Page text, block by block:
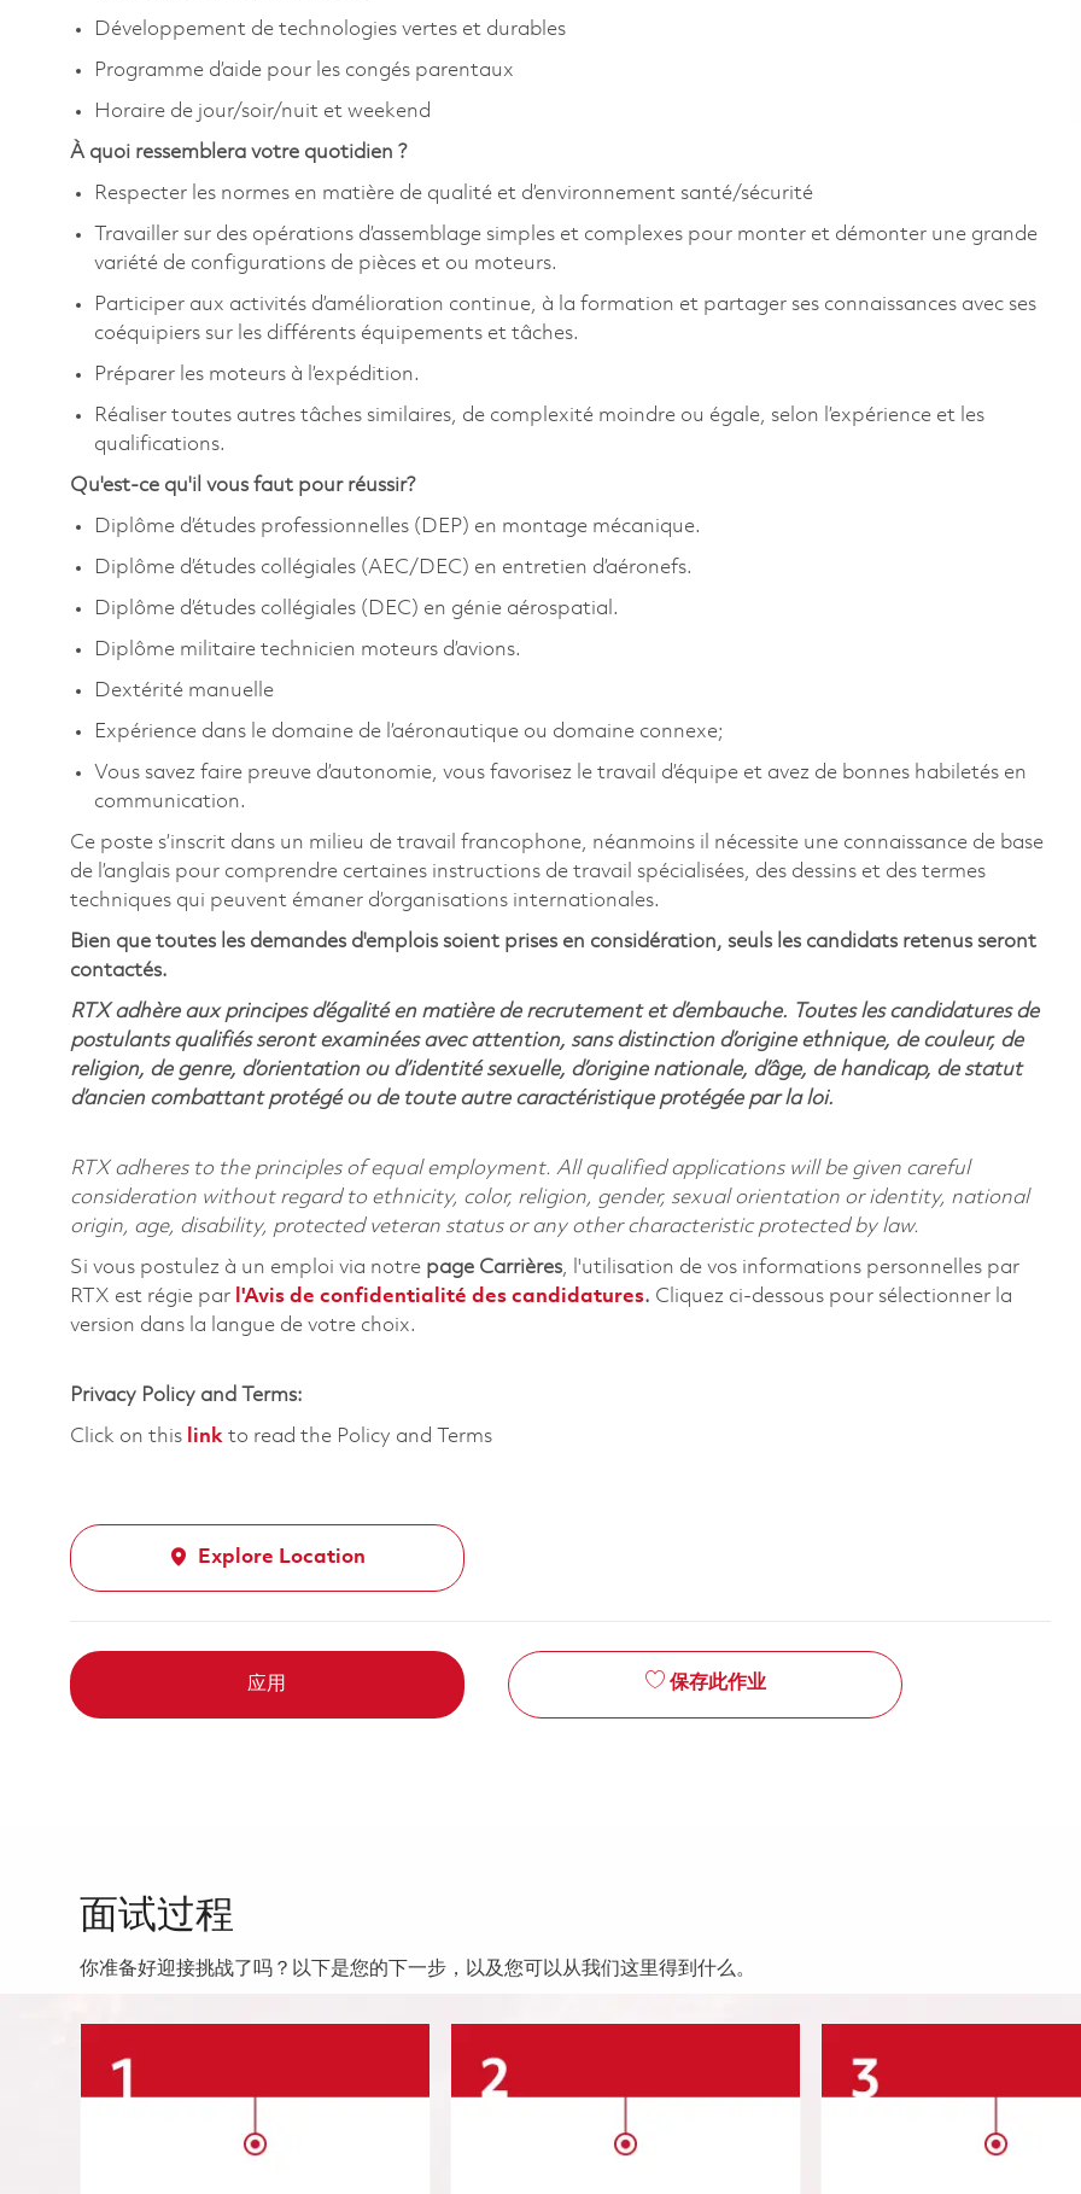
Développement de technologies vertes et durables
Programme d’aide pour les congés parentaux
Horaire de jour/soir/nuit et weekend
À quoi ressemblera votre quotidien ?
Respecter les normes en matière de qualité et d’environnement santé/sécurité
Travailler sur des opérations d’assemblage simples et complexes pour monter et démonter une grande
variété de configurations de pièces et ou moteurs.
Participer aux activités d’amélioration continue, à la formation et partager ses connaissances avec ses
coéquipiers sur les différents équipements et tâches.
Préparer les moteurs à l’expédition.
Réaliser toutes autres tâches similaires, de complexité moindre ou égale, selon l’expérience et les
qualifications.
Qu'est-ce qu'il vous faut pour réussir?
Diplôme d’études professionnelles (DEP) en montage mécanique.
Diplôme d’études collégiales (AEC/DEC) en entretien d’aéronefs.
Diplôme d’études collégiales (DEC) en génie aérospatial.
Diplôme militaire technicien moteurs d’avions.
Dextérité manuelle
Expérience dans le domaine de l’aéronautique ou domaine connexe;
Vous savez faire preuve d’autonomie, vous favorisez le travail d’équipe et avez de bonnes habiletés en
communication.
Ce poste s’inscrit dans un milieu de travail francophone, néanmoins il nécessite une connaissance de base
de l’anglais pour comprendre certaines instructions de travail spécialisées, des dessins et des termes
techniques qui peuvent émaner d’organisations internationales.
Bien que toutes les demandes d'emplois soient prises en considération, seuls les candidats retenus seront
contactés.
RTX adhère aux principes d’égalité en matière de recrutement et d’embauche. Toutes les candidatures de
postulants qualifiés seront examinées avec attention, sans distinction d’origine ethnique, de couleur, de
religion, de genre, d’orientation ou d’identité sexuelle, d’origine nationale, d’âge, de handicap, de statut
d’ancien combattant protégé ou de toute autre caractéristique protégée par la loi.
RTX adheres to the principles of equal employment. All qualified applications will be given careful
consideration without regard to ethnicity, color, religion, gender, sexual orientation or identity, national
origin, age, disability, protected veteran status or any other characteristic protected by law.
Si vous postulez à un emploi via notre page Carrières, l'utilisation de vos informations personnelles par
RTX est régie par l'Avis de confidentialité des candidatures. Cliquez ci-dessous pour sélectionner la
version dans la langue de votre choix.
Privacy Policy and Terms:
Click on this link to read the Policy and Terms
Explore Location
应用 保存此作业
面试过程
你准备好迎接挑战了吗？以下是您的下一步，以及您可以从我们这里得到什么。